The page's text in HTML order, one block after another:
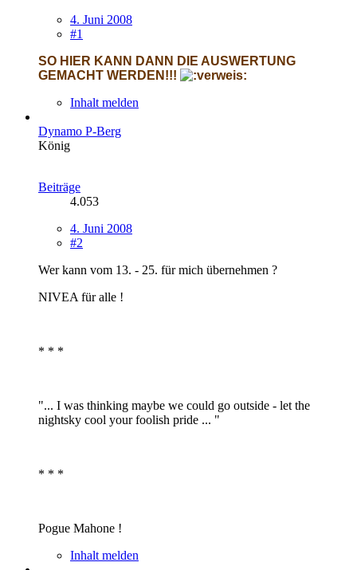
4. Juni 2008
#1
SO HIER KANN DANN DIE AUSWERTUNG
GEMACHT WERDEN!!!
Inhalt melden
Dynamo P-Berg
König
Beiträge
4.053
4. Juni 2008
#2
Wer kann vom 13. - 25. für mich übernehmen ?
NIVEA für alle !
* * *
"... I was thinking maybe we could go outside - let the
nightsky cool your foolish pride ... "
* * *
Pogue Mahone !
Inhalt melden